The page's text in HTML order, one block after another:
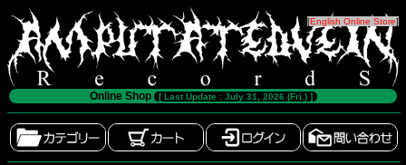
[English Online Store]
Online Shop [ Last Update : July 31, 2026 (Fri.) ]